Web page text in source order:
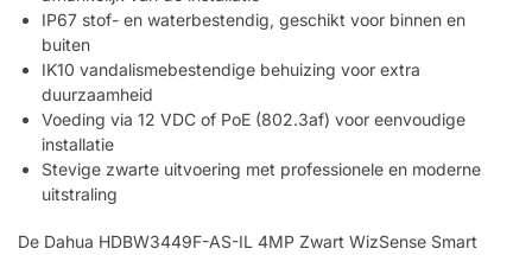
IP67 stof- en waterbestendig, geschikt voor binnen en
buiten
IK10 vandalismebestendige behuizing voor extra
duurzaamheid
Voeding via 12 VDC of PoE (802.3af) voor eenvoudige
installatie
Stevige zwarte uitvoering met professionele en moderne
uitstraling
De Dahua HDBW3449F-AS-IL 4MP Zwart WizSense Smart